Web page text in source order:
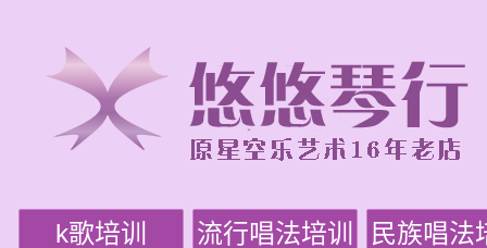
k歌培训 流行唱法培训 民族唱法